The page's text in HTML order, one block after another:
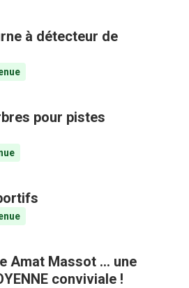
à détecteur de
pour pistes
Amat Massot ... une
conviviale !